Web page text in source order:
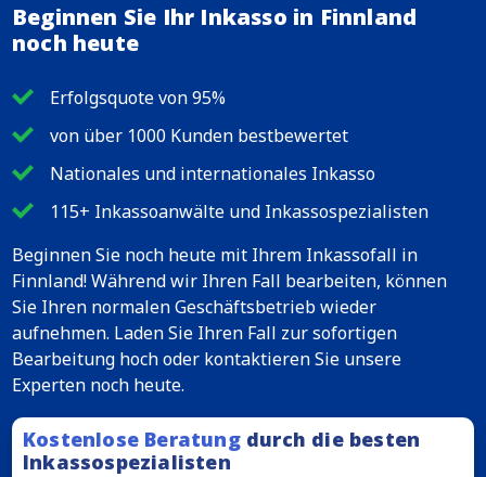
Beginnen Sie Ihr Inkasso in Finnland
noch heute
Erfolgsquote von 95%
von über 1000 Kunden bestbewertet
Nationales und internationales Inkasso
115+ Inkassoanwälte und Inkassospezialisten
Beginnen Sie noch heute mit Ihrem Inkassofall in
Finnland! Während wir Ihren Fall bearbeiten, können
Sie Ihren normalen Geschäftsbetrieb wieder
aufnehmen. Laden Sie Ihren Fall zur sofortigen
Bearbeitung hoch oder kontaktieren Sie unsere
Experten noch heute.
Kostenlose Beratungdurch die besten
Inkassospezialisten